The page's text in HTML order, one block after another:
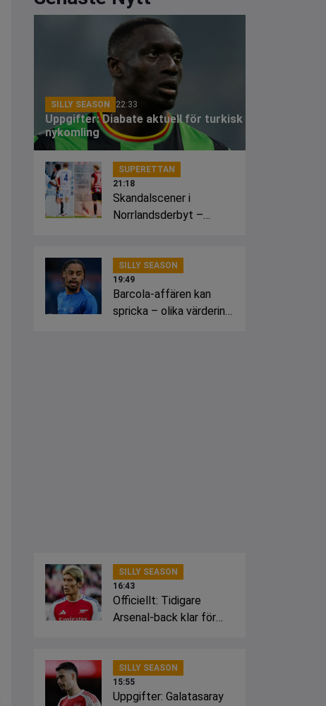
SILLY SEASON 22:33
Uppgifter: Diabate aktuell för turkisk
nykomling
SUPERETTAN
21:18
Skandalscener i
Norrlandsderbyt –
SILLY SEASON
19:49
Barcola-affären kan
spricka – olika värdering
SILLY SEASON
16:43
Officiellt: Tidigare
Arsenal-back klar för
SILLY SEASON
15:55
Uppgifter: Galatasaray